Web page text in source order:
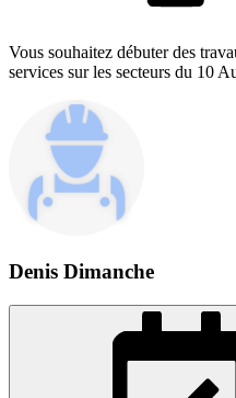
Vous souhaitez débuter des
services sur les secteurs du 10
Denis Dimanche